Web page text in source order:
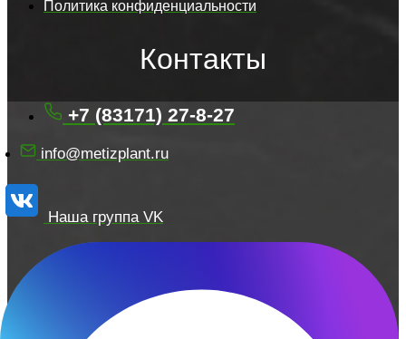
Политика конфиденциальности
Контакты
+7 (83171) 27-8-27
info@metizplant.ru
Наша группа VK